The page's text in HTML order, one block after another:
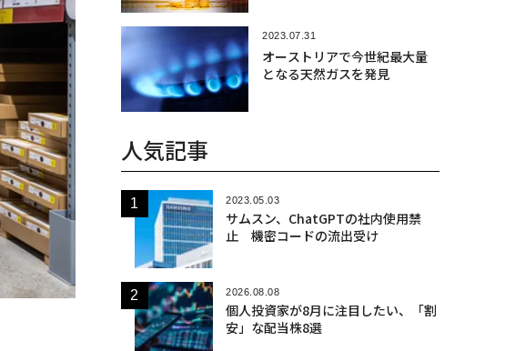
2023.07.31
オーストリアで今世紀最大量
となる天然ガスを発見
人気記事
2023.05.03
サムスン、ChatGPTの社内使用禁
止 機密コードの流出受け
2026.08.08
個人投資家が8月に注目したい、「割
安」な配当株8選